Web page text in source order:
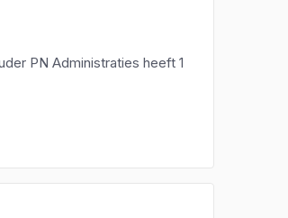
PN Administraties heeft 1